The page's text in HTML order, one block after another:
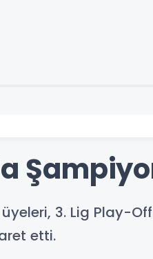
3. Lig Play-
etti.